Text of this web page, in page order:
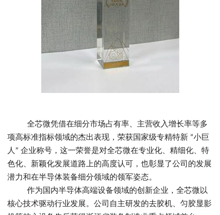
全芯微凭借在细分市场占有率、主营收入增长率等多
项高标准指标领域的杰出表现，荣获国家级专精特新 “小巨
人 ” 企业称号，这一荣誉是对全芯微在专业化、精细化、特
色化、新颖化发展道路上的高度认可，也彰显了公司的发展
潜力和在半导体装备细分领域的领军姿态。
作为国内半导体高端设备领域的创新企业，全芯微以
核心技术驱动行业发展。公司自主研发的去胶机、匀胶显影